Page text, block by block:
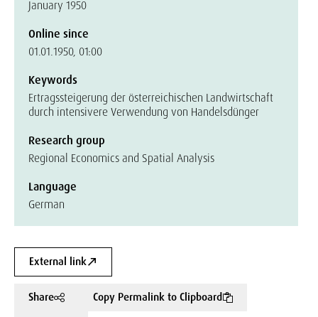
January 1950
Online since
01.01.1950, 01:00
Keywords
Ertragssteigerung der österreichischen Landwirtschaft
durch intensivere Verwendung von Handelsdünger
Research group
Regional Economics and Spatial Analysis
Language
German
External link
Share
Copy Permalink to Clipboard